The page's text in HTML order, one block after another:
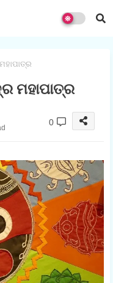
ମହାପାତ୍ର
0